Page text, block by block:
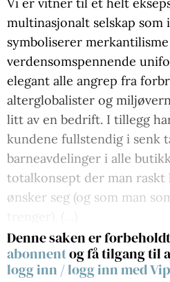
multinasjonalt selskap som
symboliserer
verdensomspennende
elegant alle angrep fra
alterglobalister og
litt av en bedrift. I tillegg
kundene fullstendig i senk
barneavdelinger i alle
totalkonsept der man raskt
ønsker seg (og som man
Denne saken er
abonnentog få tilgang til
logg inn /logg inn med